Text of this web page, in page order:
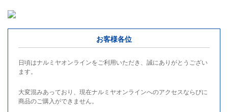
お客様各位
日頃はナルミヤオンラインをご利用いただき、誠にありがとうござい
ます。
大変混みあっており、現在ナルミヤオンラインへのアクセスならびに
商品のご購入ができません。